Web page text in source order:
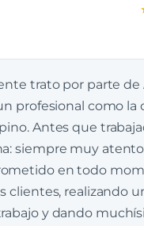
trato por parte de
profesional como la
Antes que
siempre muy
en todo
clientes, realizando
y dando